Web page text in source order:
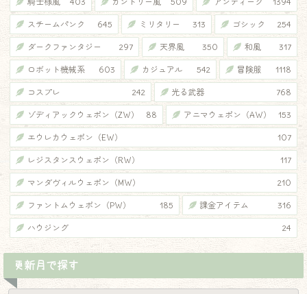
スチームパンク 645 ミリタリー 313 ゴシック 254
ダークファンタジー 297 天界風 350 和風 317
ロボット機械系 603 カジュアル 542 冒険服 1118
コスプレ 242 光る武器 768
ゾディアックウェポン（ZW） 88 アニマウェポン（AW） 153
エウレカウェポン（EW） 107
レジスタンスウェポン（RW） 117
マンダヴィルウェポン（MW） 210
ファントムウェポン（PW） 185 課金アイテム 316
ハウジング 24
更新月で探す